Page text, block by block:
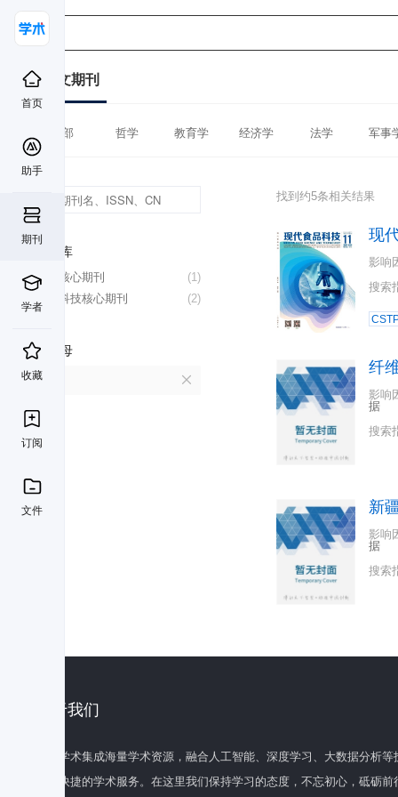
首页
助手
期刊
学者
收藏
订阅
文件
中文期刊
全部 哲学 教育学 经济学 法学 军事
数据库
(1)
北大核心期刊
(2)
中国科技核心期刊
首字母
X
找到约5条相关结果
现
影响
搜索
纤
影响
据
搜索
新
影响
据
搜索
关于我们
百度学术集成海量学术资源，融合人工智能、深度学习、大数据分析
全面快捷的学术服务。在这里我们保持学习的态度，不忘初心，砥砺前